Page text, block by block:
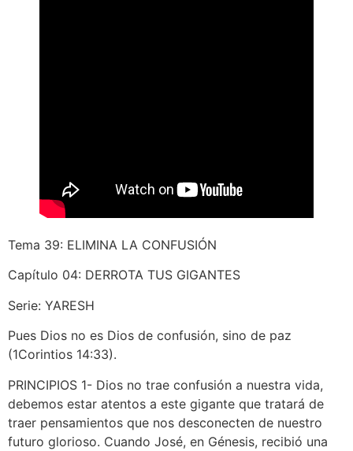
Tema 39: ELIMINA LA CONFUSIÓN
Capítulo 04: DERROTA TUS GIGANTES
Serie: YARESH
Pues Dios no es Dios de confusión, sino de paz
(1Corintios 14:33).
PRINCIPIOS 1- Dios no trae confusión a nuestra vida,
debemos estar atentos a este gigante que tratará de
traer pensamientos que nos desconecten de nuestro
futuro glorioso. Cuando José, en Génesis, recibió una